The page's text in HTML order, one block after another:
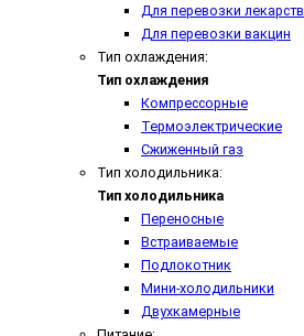
Для перевозки лекарств
Для перевозки вакцин
Тип охлаждения:
Тип охлаждения
Компрессорные
Термоэлектрические
Сжиженный газ
Тип холодильника:
Тип холодильника
Переносные
Встраиваемые
Подлокотник
Мини-холодильники
Двухкамерные